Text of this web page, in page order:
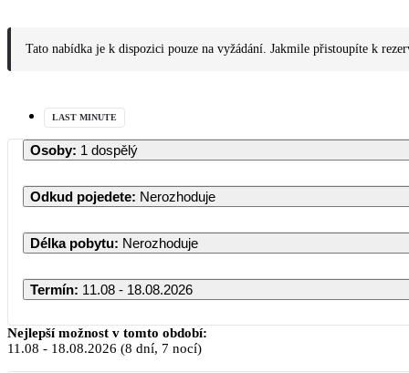
Tato nabídka je k dispozici pouze na vyžádání. Jakmile přistoupíte k
LAST MINUTE
Osoby: 1 dospělý
Odkud pojedete: Nerozhoduje
Délka pobytu: Nerozhoduje
Termín: 11.08 - 18.08.2026
Nejlepší možnost v tomto období:
11.08 - 18.08.2026 (8 dní, 7 nocí)